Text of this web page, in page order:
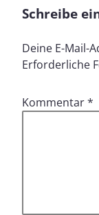
Schreibe
Deine E-Mail-
Erforderliche
Kommentar*